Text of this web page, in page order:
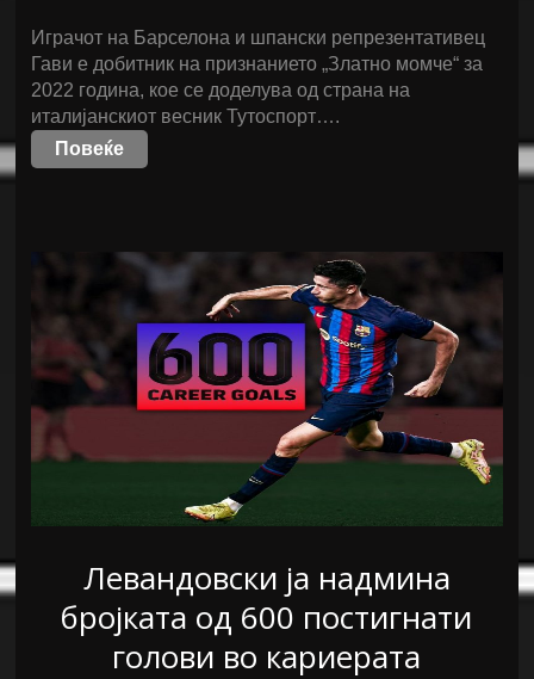
Играчот на Барселона и шпански репрезентативец
Гави е добитник на признанието „Златно момче“ за
2022 година, кое се доделува од страна на
италијанскиот весник Тутоспорт….
Повеќе
Левандовски ја надмина
бројката од 600 постигнати
голови во кариерата